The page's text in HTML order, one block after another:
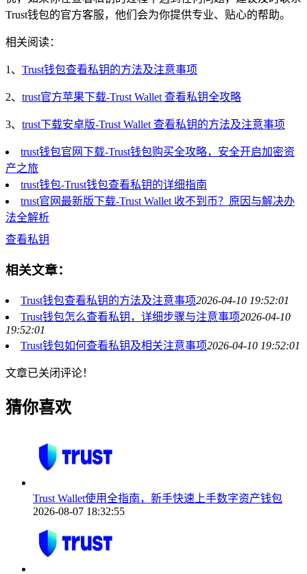
Trust钱包的官方客服，他们会为你提供专业、贴心的帮助。
相关阅读：
1、 Trust钱包查看私钥的方法及注意事项
2、 trust官方苹果下载-Trust Wallet 查看私钥全攻略
3、 trust下载安卓版-Trust Wallet 查看私钥的方法及注意事项
trust钱包官网下载-Trust钱包购买全攻略，安全开启加密资
产之旅
trust钱包-Trust钱包查看私钥的详细指南
trust官网最新版下载-Trust Wallet 收不到币？原因与解决办
法全解析
查看私钥
相关文章：
Trust钱包查看私钥的方法及注意事项2026-04-10 19:52:01
Trust钱包怎么查看私钥，详细步骤与注意事项2026-04-10
19:52:01
Trust钱包如何查看私钥及相关注意事项2026-04-10 19:52:01
文章已关闭评论！
猜你喜欢
Trust Wallet使用全指南，新手快速上手数字资产钱包
2026-08-07 18:32:55